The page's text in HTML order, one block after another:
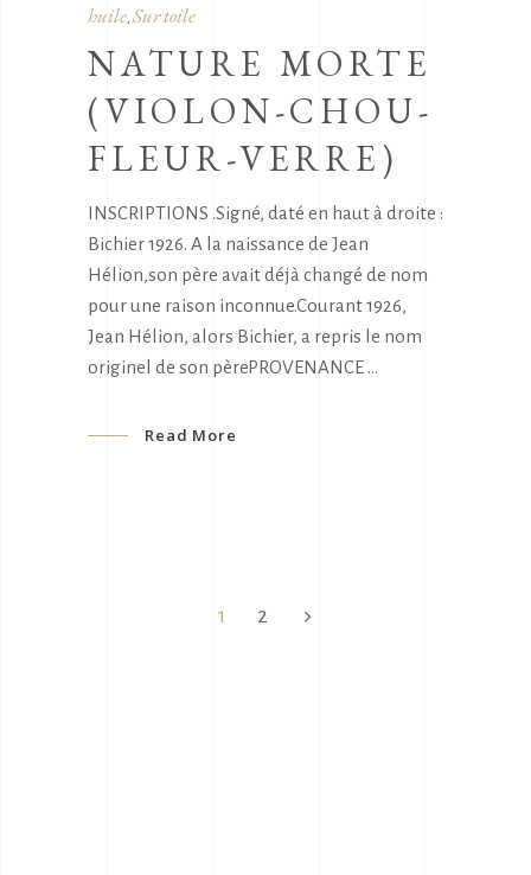
huile, Sur toile
NATURE MORTE
(VIOLON-CHOU-
FLEUR-VERRE)
INSCRIPTIONS .Signé, daté en haut à droite :
Bichier 1926. A la naissance de Jean
Hélion,son père avait déjà changé de nom
pour une raison inconnue.Courant 1926,
Jean Hélion, alors Bichier, a repris le nom
originel de son pèrePROVENANCE
Read More
1 2